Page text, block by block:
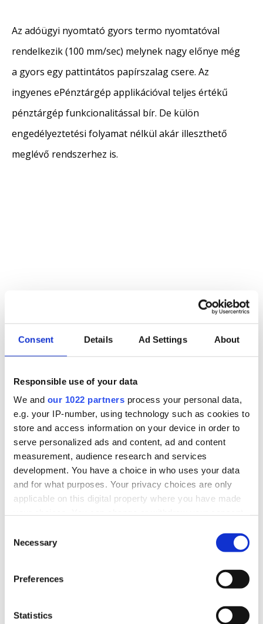
Consent Details Ad Settings About
Responsible use of your data
We and our 1022 partners process your personal data,
e.g. your IP-number, using technology such as cookies to
store and access information on your device in order to
serve personalized ads and content, ad and content
measurement, audience research and services
development. You have a choice in who uses your data
and for what purposes. Your privacy choices are only
applicable on this digital property where you have made
the Privacy trigger icon.
Collect information about your geographical
meters
Selection
Necessary
Preferences
Statistics
Az adóügyi nyomtató gyors termo nyomtatóval
rendelkezik (100 mm/sec) melynek nagy előnye még
a gyors egy pattintátos papírszalag csere. Az
ingyenes ePénztárgép applikációval teljes értékű
pénztárgép funkcionalitással bír. De külön
engedélyeztetési folyamat nélkül akár illeszthető
meglévő rendszerhez is.
QVIK és eNyugta